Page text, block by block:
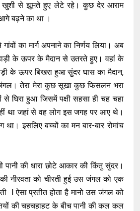
खुशी से झूमते हुए लेटे रहे। कुछ देर आराम
बढ़ने का था ।
का मार्ग अपनाने का निर्णय लिया। अब
के ऊपर के मैदान से उतरते हुए। वहां के
के ऊपर बिखरा हुआ सुंदर घास का मैदान,
जंगल। तेरा मेरा कुछ सूखा कुछ फिसलन भरा
से घिरा हुआ जिसमें पक्षी सहसा ही चह चहा
था जहां से वह लोग इस जगह पर आए थे।
इसलिए बच्चों का मन बार-बार रोमांच
की धारा छोटे आकार की किंतु सुंदर।
नीरवता को चीरती हुई उस जंगल को एक
l ऐसा प्रतीत होता है मानो उस जंगल को
की चहचहाहट के बीच पानी की कल कल